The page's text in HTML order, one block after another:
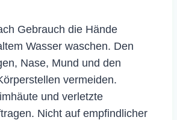
Gebrauch die Hände
Wasser waschen. Den
Nase, Mund und den
vermeiden.
und verletzte
Nicht auf empfindlicher